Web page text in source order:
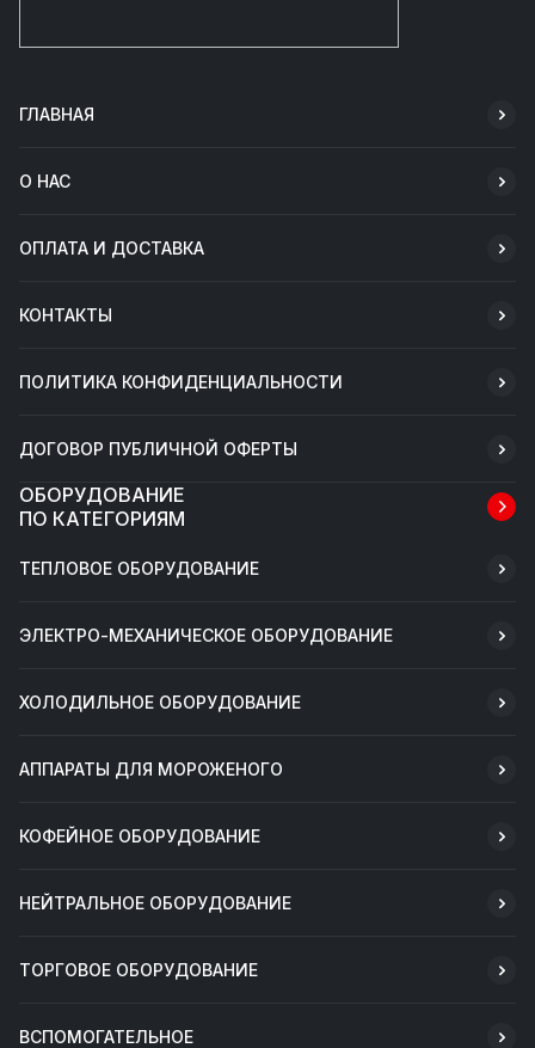
ГЛАВНАЯ
О НАС
ОПЛАТА И ДОСТАВКА
КОНТАКТЫ
ПОЛИТИКА КОНФИДЕНЦИАЛЬНОСТИ
ДОГОВОР ПУБЛИЧНОЙ ОФЕРТЫ
ОБОРУДОВАНИЕ
ПО КАТЕГОРИЯМ
ТЕПЛОВОЕ ОБОРУДОВАНИЕ
ЭЛЕКТРО-МЕХАНИЧЕСКОЕ ОБОРУДОВАНИЕ
ХОЛОДИЛЬНОЕ ОБОРУДОВАНИЕ
АППАРАТЫ ДЛЯ МОРОЖЕНОГО
КОФЕЙНОЕ ОБОРУДОВАНИЕ
НЕЙТРАЛЬНОЕ ОБОРУДОВАНИЕ
ТОРГОВОЕ ОБОРУДОВАНИЕ
ВСПОМОГАТЕЛЬНОЕ